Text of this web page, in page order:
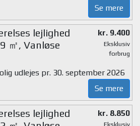
Se mere
lejlighed
㎡, Vanløse
kr. 9.400
Eksklusiv
forbrug
udlejes pr. 30. september 2026
Se mere
lejlighed
kr. 8.850
Eksklusiv